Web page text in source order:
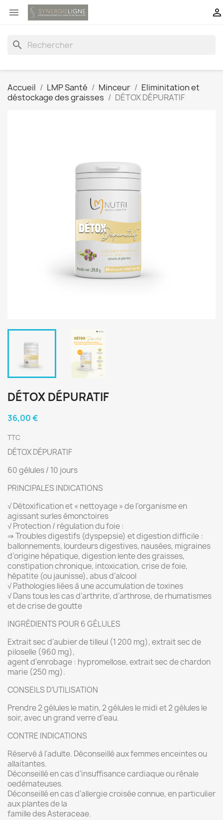
 
search
Accueil LMP Santé Minceur
Eliminitation et
déstockage des graisses
DÉTOX DÉPURATIF
DÉTOX DÉPURATIF
36,00 €
TTC
DÉTOX DÉPURATIF
60 gélules / 10 jours
PRINCIPALES INDICATIONS
√ Détoxification et « nettoyage » de l’organisme en
agissant surles émonctoires
√ Protection / régulation du foie :
⇒ Troubles digestifs (dyspepsie) et digestion difficile :
ballonnements, lourdeurs digestives, nausées, migraines
d’origine hépatique, digestion lente des graisses,
constipation chronique, intoxication, crise de foie,
hépatite (ou jaunisse), abus d’alcool
√ Pathologies liées à une accumulation de toxines
√ Dans tous les cas d’arthrite, d’arthrose, de rhumatismes
et de crise de goutte
INGRÉDIENTS POUR 6 GÉLULES
Extrait sec d’aubier de tilleul (1 200 mg), extrait sec de
piloselle (960 mg),
agent d’enrobage : hypromellose, extrait sec de chardon
marie (250 mg).
CONSEILS D’UTILISATION
Prendre 2 gélules le matin, 2 gélules le midi et 2 gélules le
soir, avec un grand verre d’eau.
CONTRE INDICATIONS
Réservé à l'adulte. Déconseillé aux femmes enceintes ou
allaitantes.
Déconseillé en cas d’insuffisance cardiaque ou rénale
oedémateuses.
Déconseillé en cas d’allergie croisée connue, en particulier
aux plantes de la
famille des Asteraceae.